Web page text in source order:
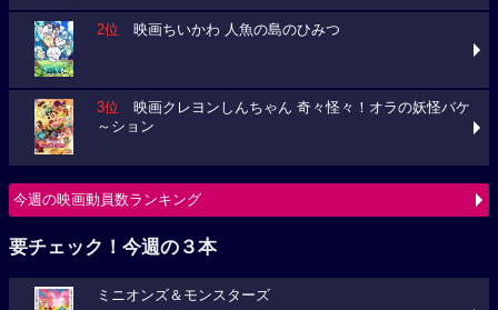
2位 映画ちいかわ 人魚の島のひみつ
3位 映画クレヨンしんちゃん 奇々怪々！オラの妖怪バケ
～ション
今週の映画動員数ランキング
要チェック！今週の３本
ミニオンズ＆モンスターズ